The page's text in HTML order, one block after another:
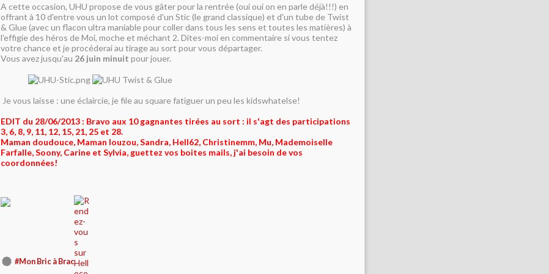
A cette occasion, UHU propose de vous gâter pour la rentrée (oui oui on en parle déjà!!!) en
offrant à 10 d'entre vous un lot composé d'un Stic (le grand classique) et d'un tube de Twist
& Glue (avec un flacon ultra maniable pour coller dans tous les sens et toutes les matières) à
l'effigie des héros de Moi, moche et méchant 2. Dites-moi en commentaire si vous tentez
votre chance et je procéderai au tirage au sort pour vous départager.
Vous avez jusqu'au 26 juin minuit pour jouer.
Je vous laisse : une éclaircie, je file au square fatiguer un peu les kidswhatelse!
EDIT du 28/06/2013 : Bravo aux 10 gagnantes tirées au sort : il s'agt des participations
3, 6, 8, 9, 11, 12, 15, 21, 25 et 28.
Maman doudouce, Maman louzou, Sandra, Hell62, Christinemm, Mu, Mademoiselle
Farfalle, Soony, Carine et Sylvia, guettez vos boites mails, j'ai besoin de vos
coordonnées!
#Mon Bric à Brac